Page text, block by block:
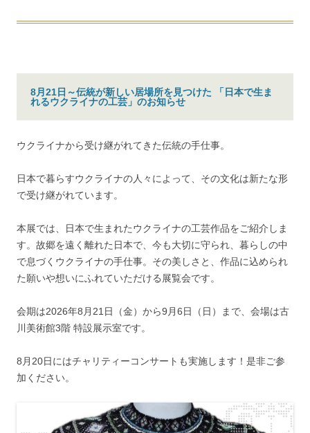
8月21日～伝統が新しい居場所を見つけた 「日本で生ま
れるウクライナの工芸」のお知らせ
ウクライナから受け継がれてきた伝統の手仕事。
日本で暮らすウクライナの人々によって、その文化は新たな形
で受け継がれています。
本展では、日本で生まれたウクライナの工芸作品をご紹介しま
す。故郷を遠く離れた日本で、今も大切に守られ、暮らしの中
で息づくウクライナの手仕事。その美しさと、作品に込められ
た願いや想いにふれていただける展覧会です。
会期は2026年8月21日（金）から9月6日（日）まで、会場は古
川美術館3階 特設展示室です。
8月20日にはチャリティーコンサートも実施します！是非ご参
加ください。